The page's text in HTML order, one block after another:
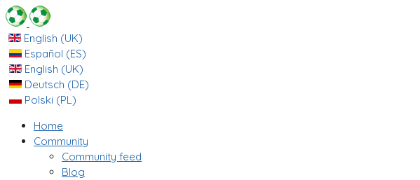
English (UK)
Español (ES)
English (UK)
Deutsch (DE)
Polski (PL)
Home
Community
Community feed
Blog